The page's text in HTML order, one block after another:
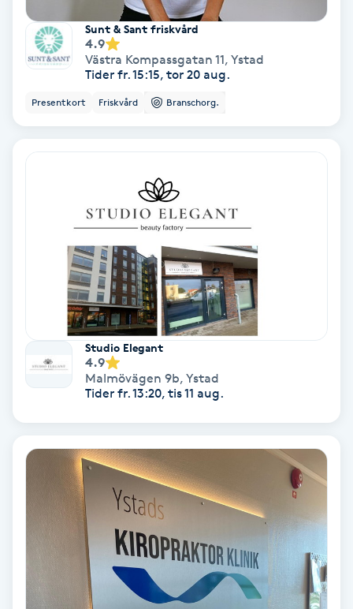
Ombre brows
Paraffinbehandling
Pensionärklippning
Permanent
Permanent hårborttagning
Permanent ögonbrynsmakeup
Personal shopper
Sunt & Sant friskvård
4.9
Västra Kompassgatan 11, Ystad
Tider fr. 15:15, tor 20 aug.
Presentkort Friskvård Branschorg.
Studio Elegant
4.9
Malmövägen 9b, Ystad
Tider fr. 13:20, tis 11 aug.